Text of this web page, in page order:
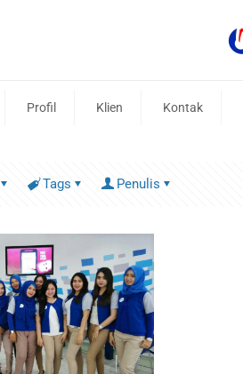
Profil Klien Kontak
Tags Penulis